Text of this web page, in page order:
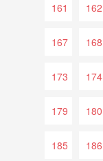
161 162
167 168
173 174
179 180
185 186